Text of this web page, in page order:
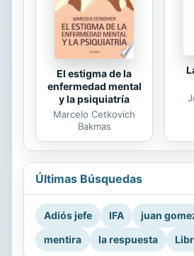
El estigma de la
enfermedad mental
y la psiquiatría
Marcelo Cetkovich
Bakmas
Últimas Búsquedas
Adiós jefe IFA
juan
mentira
la respuesta